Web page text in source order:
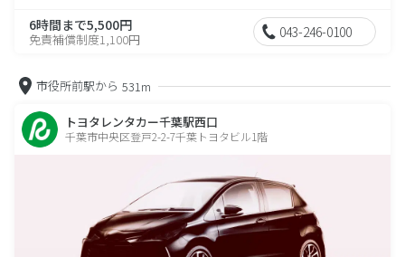
6時間まで5,500円
免責補償制度1,100円 043-246-0100
市役所前駅から 531m
トヨタレンタカー千葉駅西口
千葉市中央区登戸2-2-7千葉トヨタビル1階